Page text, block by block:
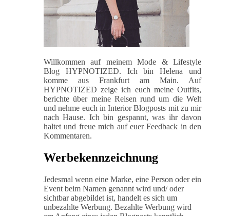
Willkommen auf meinem Mode & Lifestyle
Blog HYPNOTIZED. Ich bin Helena und
komme aus Frankfurt am Main. Auf
HYPNOTIZED zeige ich euch meine Outfits,
berichte über meine Reisen rund um die Welt
und nehme euch in Interior Blogposts mit zu mir
nach Hause. Ich bin gespannt, was ihr davon
haltet und freue mich auf euer Feedback in den
Kommentaren.
Werbekennzeichnung
Jedesmal wenn eine Marke, eine Person oder ein
Event beim Namen genannt wird und/ oder
sichtbar abgebildet ist, handelt es sich um
unbezahlte Werbung. Bezahlte Werbung wird